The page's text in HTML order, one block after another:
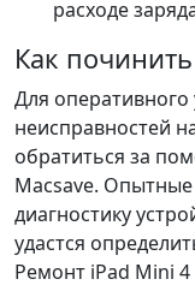
расходе
Как
Для
неисправностей
обратиться за
Macsave.
диагностику
удастся
Ремонт iPad Mini